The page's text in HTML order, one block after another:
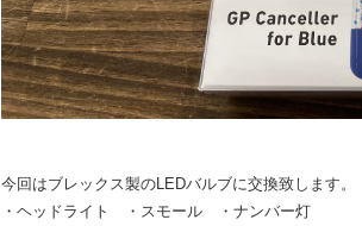
今回はブレックス製のLEDバルブに交換致します。
・ヘッドライト ・スモール ・ナンバー灯